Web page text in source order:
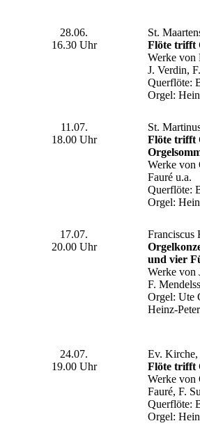
28.06.
16.30 Uhr
St.
Flöte trifft
Werke von
J. Verdin,
Querflöte:
Orgel:
11.07.
18.00 Uhr
St.
Flöte trifft
Werke von
Fauré u.a.
Querflöte:
Orgel:
17.07.
20.00 Uhr
Franciscus
und vier
Werke von
F.
Orgel: Ute
Heinz-
24.07.
19.00 Uhr
Ev.
Flöte trifft
Werke von
Fauré, F.
Querflöte:
Orgel: